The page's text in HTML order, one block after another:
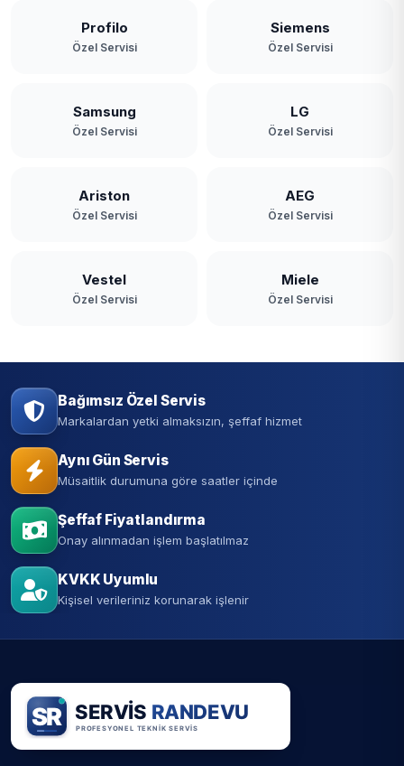
Profilo
Özel Servisi
Siemens
Özel Servisi
Samsung
Özel Servisi
LG
Özel Servisi
Ariston
Özel Servisi
AEG
Özel Servisi
Vestel
Özel Servisi
Miele
Özel Servisi
Bağımsız Özel Servis
Markalardan yetki almaksızın, şeffaf hizmet
Aynı Gün Servis
Müsaitlik durumuna göre saatler içinde
Şeffaf Fiyatlandırma
Onay alınmadan işlem başlatılmaz
KVKK Uyumlu
Kişisel verileriniz korunarak işlenir